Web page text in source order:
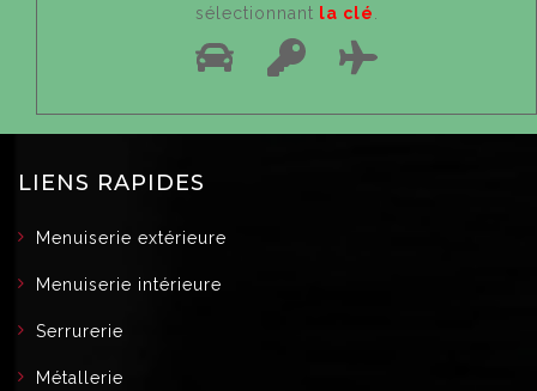
sélectionnant la clé
LIENS RAPIDES
Menuiserie extérieure
Menuiserie intérieure
Serrurerie
Métallerie